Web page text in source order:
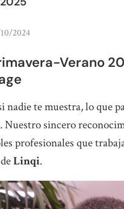
2024
Verano
nadie te muestra, lo que
Nuestro sincero
profesionales que
Linqi.